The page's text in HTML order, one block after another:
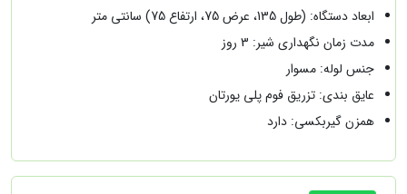
ابعاد دستگاه: (طول 135، عرض 75، ارتفاع 75) سانتی متر
مدت زمان نگهداری شیر: 3 روز
جنس لوله: مسوار
عایق بندی: تزریق فوم پلی یورتان
همزن گیربکسی: دارد